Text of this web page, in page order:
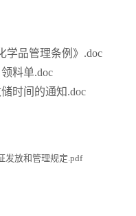
学品管理条例》.doc
料单.doc
时间的通知.doc
发放和管理规定.pdf